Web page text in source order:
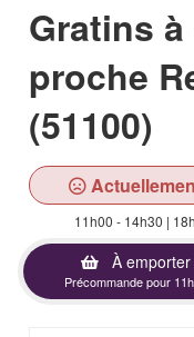
Gratins
proche
(51100)
11h00 - 14h30 |
À emporter
Précommande pour